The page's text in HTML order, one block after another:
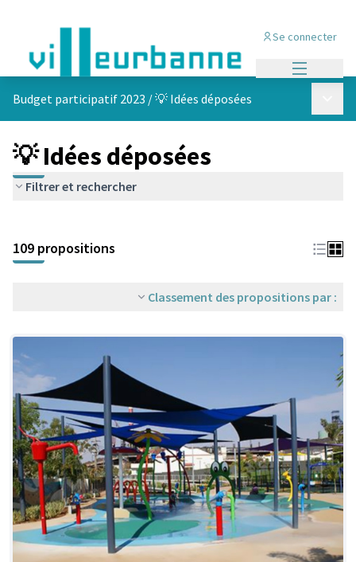
Se connecter
Budget participatif 2023 /💡 Idées déposées
💡 Idées déposées
Filtrer et rechercher
+
−
109 propositions
Classement des propositions par :